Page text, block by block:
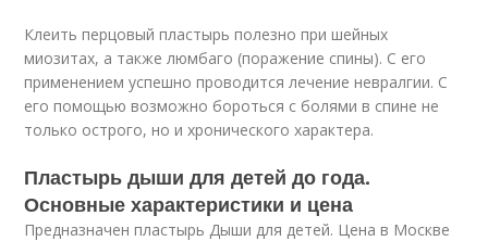
Клеить перцовый пластырь полезно при шейных
миозитах, а также люмбаго (поражение спины). С его
применением успешно проводится лечение невралгии. С
его помощью возможно бороться с болями в спине не
только острого, но и хронического характера.
Пластырь дыши для детей до года.
Основные характеристики и цена
Предназначен пластырь Дыши для детей. Цена в Москве